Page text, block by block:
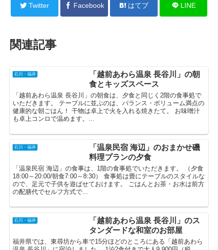
Twitter Facebook はてブ LINE
関連記事
石川・福井
「越前あわら温泉 長谷川」の朝
食とキッズスペース
「越前あわら温泉 長谷川」の朝食は、夕食と同じく2階の食事処で
いただきます。 テーブルに並ぶのは、バランス・ボリューム満点の
健康的な朝ごはん！ 干物は卓上で火を入れる焼きたて。 お味噌汁
も卓上コンロで温めます。...
石川・福井
「温泉民宿 海辺」のおまかせ磯
料理プランの夕食
「温泉民宿 海辺」の食事は、1階の食事処でいただきます。 （夕食
18:00～20:00/朝食7:00～8:30） 食事処は畳にテーブルのスタイルな
ので、足元で子供を遊ばせておけます。 ごはんとお茶・お水は前方
の配膳代でセルフ方式で...
石川・福井
「越前あわら温泉 長谷川」のス
タンダードな和室のお部屋
福井県では、東尋坊から車で15分ほどのところにある「越前あわら